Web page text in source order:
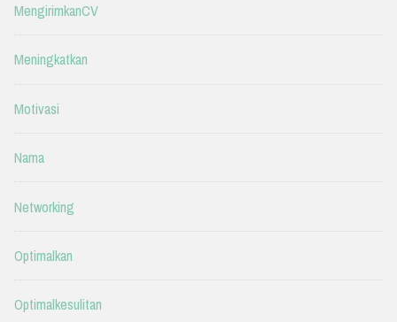
MengirimkanCV
Meningkatkan
Motivasi
Nama
Networking
Optimalkan
Optimalkesulitan